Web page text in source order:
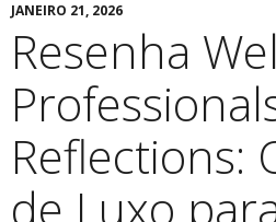
JANEIRO 21, 2026
Resenha
Reflections:
de Luxo